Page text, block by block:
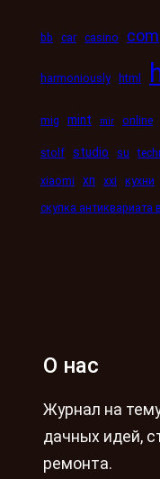
bb car casino com
harmoniously html
mig mint mir online
stolf studio su
xiaomi xn xxi кухни
скупка антиквариата
О нас
Журнал на
дачных идей,
ремонта.